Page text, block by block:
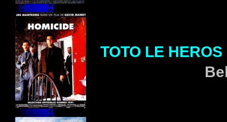
TOTO LE HEROS